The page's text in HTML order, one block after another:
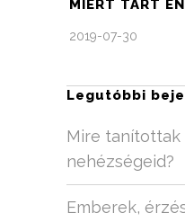
MIÉRT TART
2019-07-30
Legutóbbi
Mire tanítottak
nehézségeid?
Emberek,